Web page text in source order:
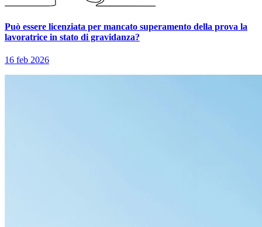
Può essere licenziata per mancato superamento della prova la
lavoratrice in stato di gravidanza?
16 feb 2026